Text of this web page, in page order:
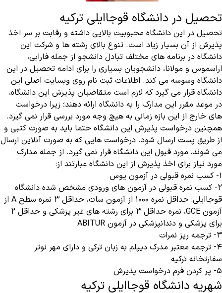
تحصیل در دانشگاه قوجاایلی ترکیه
تحصیل در این دانشگاه محبوبیت بالایی داشته و رقابت بر سر اخذ
پذیرش از آن بسیار زیاد است. تنوع بالای رشته ها و شرکت این
دانشگاه در برنامه های مختلف تبادل دانشجو از جمله فارابی،
اراسموس و مولانا، دانشجویان بسیاری را برای ادامه تحصیل در این
دانشگاه وسوسه می کند. اطلاعات ثبت نام روی وبسایت اصلی این
دانشگاه قرار می‌ گیرد که لازم است متقاضیان پذیرش این دانشگاه،
در موعد مقرر این مدارک را به دانشگاه ارائه دهند؛ زیرا درخواست
های خارج از این بازه زمانی به هیچ وجه مورد بررسی قرار نمی گیرد.
همچنین درخواست پذیرش این دانشگاه حتما باید به صورت کتبی و
از طریق پست ارسال شود. درخواست هایی که به صورت آنلاین ارسال
می شوند، مورد قبول این دانشگاه قرار نمی گیرد. از جمله مدارک
مورد نیاز برای اخذ پذیرش از این دانشگاه عبارتند از:
۱- کسب نمره قبولی در آزمون یوس
۲- کسب نمره قبولی در آزمون های ورودی مشخص شده دانشگاه
قوجاایلی: حداقل نمره ۱۰۰۰ از آزمون سات، حداقل ۳ نمره سطح A از
آزمون GCE، نمره حداقل ۳ برای رشته های غیر پزشکی و حداقل ۲
برای پزشکی و دندانپزشکی در آزمون ABITUR
۳- ترجمه ریز نمرات
۴- ترجمه معتبر مدرک دیپلم به زبان ترکی و دارای مهر نوتر
سفارتخانه ترکیه
۵- پر کردن فرم درخواست پذیرش
شهریه دانشگاه قوجاایلی ترکیه